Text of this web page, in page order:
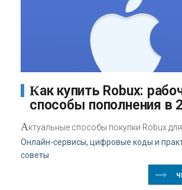
Как купить Robux: рабочие
способы пополнения в
Актуальные способы покупки Robux для
Онлайн-сервисы, цифровые коды и
советы